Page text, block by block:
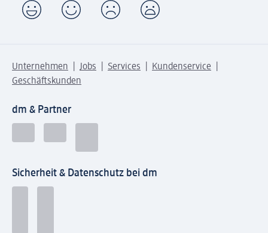
Unternehmen Jobs Services
Kundenservice
Geschäftskunden
dm & Partner
Sicherheit & Datenschutz bei dm